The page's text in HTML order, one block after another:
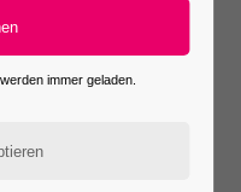
immer geladen.